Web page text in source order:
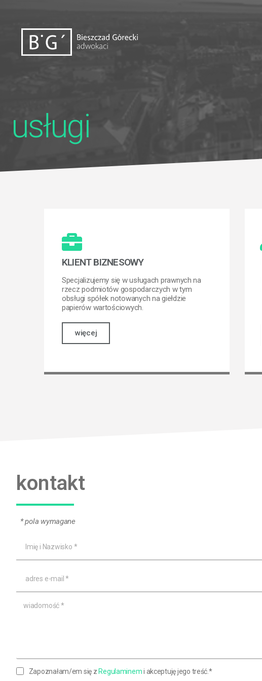
usługi
KLIENT BIZNESOWY
Specjalizujemy się w usługach prawnych na
rzecz podmiotów gospodarczych w tym
obsługi spółek notowanych na giełdzie
papierów wartościowych.
więcej
kontakt
* pola wymagane
Zapoznałam/em się z Regulaminemi akceptuję jego treść.*